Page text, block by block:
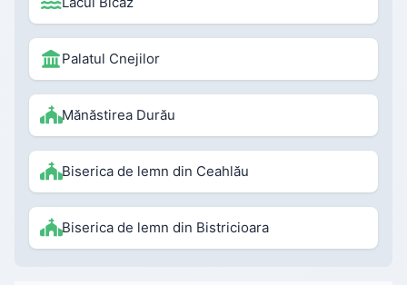
Palatul Cnejilor
Mănăstirea Durău
Biserica de lemn din Ceahlău
Biserica de lemn din Bistricioara